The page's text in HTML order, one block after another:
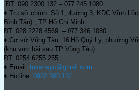
ĐT: 090.2300.132 – 077.245.1080
♦ Trụ sở chính: Số 1, đường 3, KDC Vĩnh
Bình Tân) , TP Hồ Chí Minh.
ĐT: 028.2228.4569 – 077.346.1080
♦ Cơ sở Vũng Tàu: 16 Hồ Quý Ly, phường
(khu vực bãi sau TP Vũng Tàu).
ĐT: 0254.6255.255.
♦ Email: tuvansyc@gmail.com
♦ Hotline: 0902 300 132